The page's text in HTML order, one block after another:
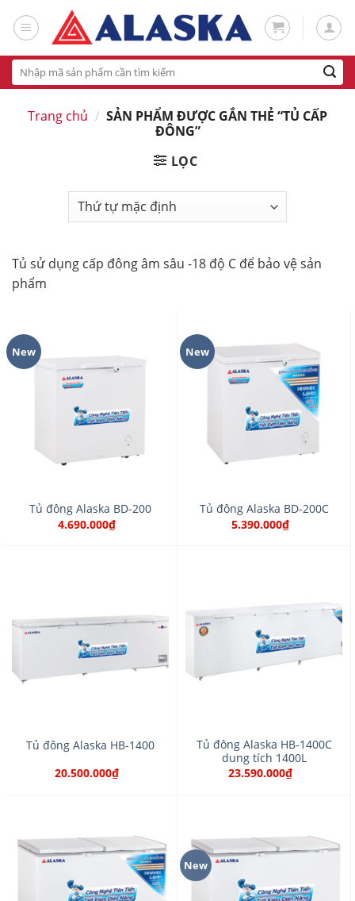
Tìm
kiếm:
Trang chủ / SẢN PHẨM ĐƯỢC GẮN THẺ “TỦ CẤP
ĐÔNG”
LỌC
Tủ sử dụng cấp đông âm sâu -18 độ C để bảo vệ sản
phẩm
New
Tủ đông Alaska BD-200
4.690.000₫
New
Tủ đông Alaska BD-200C
5.390.000₫
Tủ đông Alaska HB-1400
20.500.000₫
Tủ đông Alaska HB-1400C
dung tích 1400L
23.590.000₫
New